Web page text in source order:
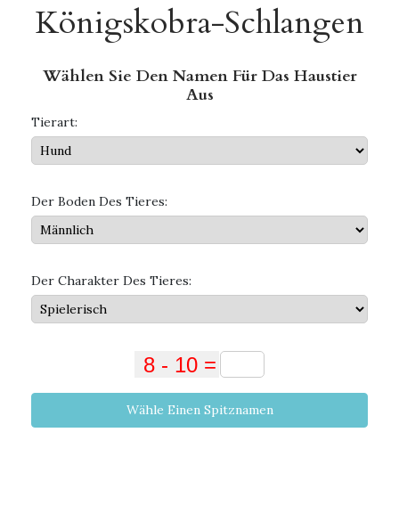
Königskobra-Schlangen
Wählen Sie Den Namen Für Das Haustier
Aus
Tierart:
Der Boden Des Tieres:
Der Charakter Des Tieres:
Wähle Einen Spitznamen